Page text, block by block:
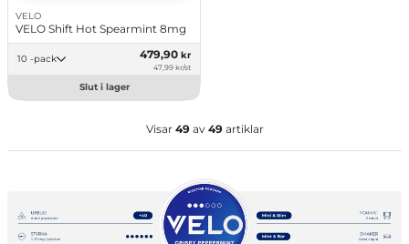
VELO
VELO Shift Hot Spearmint 8mg
10 -pack 479,90 kr
47,99 kr/st
Slut i lager
Visar 49av 49 artiklar